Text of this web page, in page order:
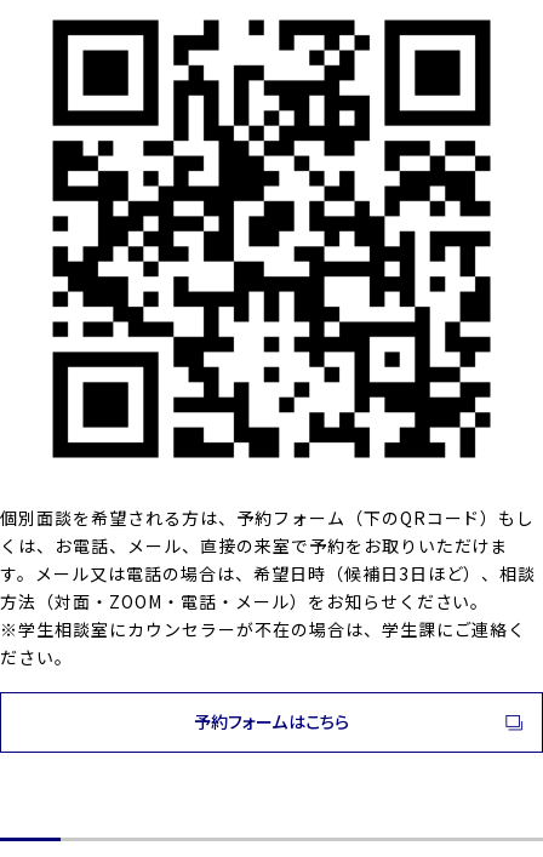
個別面談を希望される方は、予約フォーム（下のQRコード）もし
くは、お電話、メール、直接の来室で予約をお取りいただけま
す。メール又は電話の場合は、希望日時（候補日3日ほど）、相談
方法（対面・ZOOM・電話・メール）をお知らせください。
※学生相談室にカウンセラーが不在の場合は、学生課にご連絡く
ださい。
予約フォームはこちら